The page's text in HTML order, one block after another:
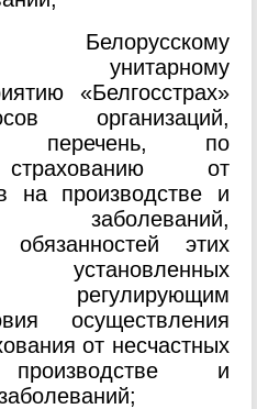
Белорусскому
унитарному
«Белгосстрах»
организаций,
перечень, по
страхованию от
на производстве и
заболеваний,
этих
регулирующим
осуществления
от несчастных
и